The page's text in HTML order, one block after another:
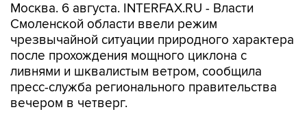
Москва. 6 августа. INTERFAX.RU - Власти
Смоленской области ввели режим
чрезвычайной ситуации природного характера
после прохождения мощного циклона с
ливнями и шквалистым ветром, сообщила
пресс-служба регионального правительства
вечером в четверг.